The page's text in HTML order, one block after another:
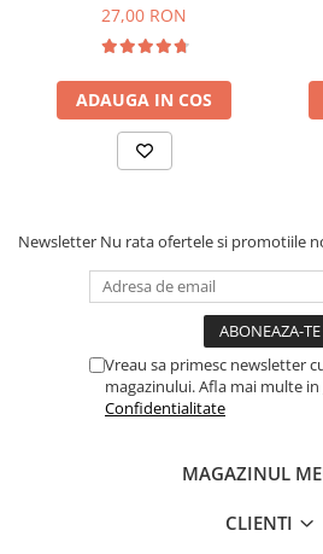
27,00 RON
ADAUGA IN COS
Newsletter Nu rata ofertele si promotiile
Vreau sa primesc newsletter
magazinului. Afla mai multe in
Confidentialitate
MAGAZINUL
CLIENTI